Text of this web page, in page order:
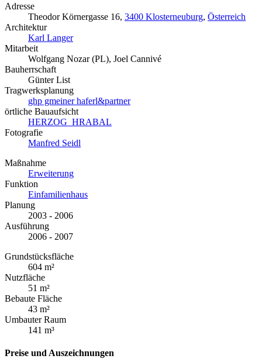
Adresse
Theodor Körnergasse 16, 3400 Klosterneuburg, Österreich
Architektur
Karl Langer
Mitarbeit
Wolfgang Nozar (PL), Joel Cannivé
Bauherrschaft
Günter List
Tragwerksplanung
ghp gmeiner haferl&partner
örtliche Bauaufsicht
HERZOG_HRABAL
Fotografie
Manfred Seidl
Maßnahme
Erweiterung
Funktion
Einfamilienhaus
Planung
2003 - 2006
Ausführung
2006 - 2007
Grundstücksfläche
604 m²
Nutzfläche
51 m²
Bebaute Fläche
43 m²
Umbauter Raum
141 m³
Preise und Auszeichnungen